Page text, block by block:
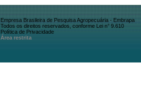
Empresa Brasileira de Pesquisa Agropecuária - Embrapa
Todos os direitos reservados, conforme Lei n° 9.610
Política de Privacidade
Área restrita